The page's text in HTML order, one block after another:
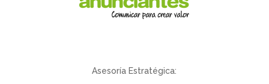
Asesoría Estratégica: